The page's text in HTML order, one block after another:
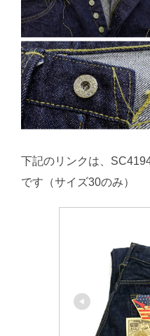
下記のリンクは、
です（サイズ30のみ）